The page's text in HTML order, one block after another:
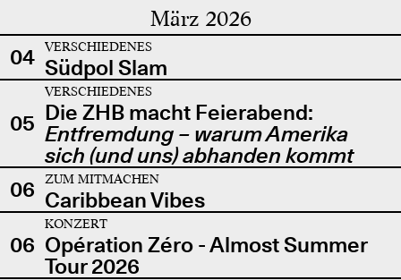
März 2026
04 VERSCHIEDENES
Südpol Slam
05
VERSCHIEDENES
Die ZHB macht Feierabend:
Entfremdung – warum Amerika
sich (und uns) abhanden kommt
06
ZUM MITMACHEN
Caribbean Vibes
06
KONZERT
Opération Zéro - Almost Summer
Tour 2026